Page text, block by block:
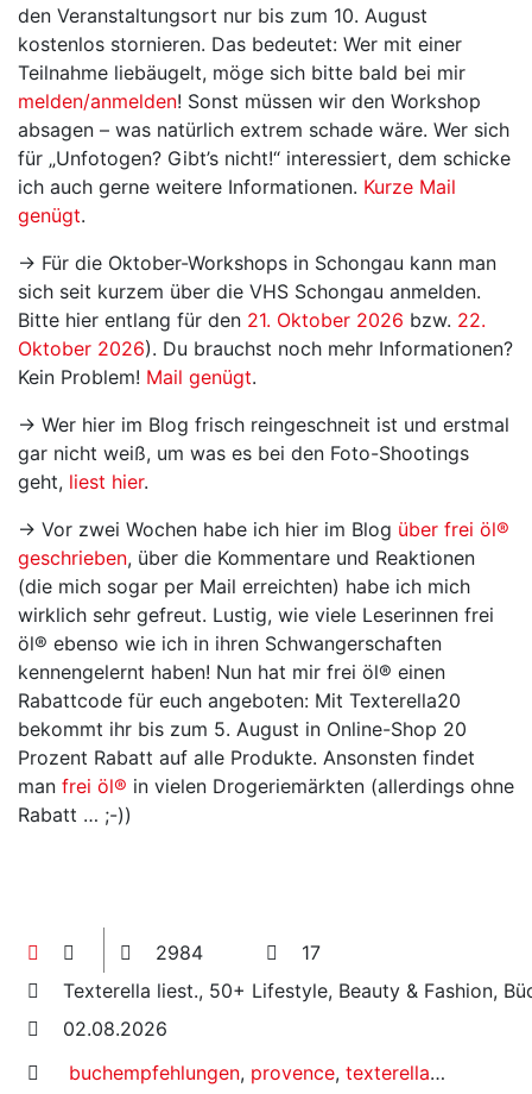
den Veranstaltungsort nur bis zum 10. August
kostenlos stornieren. Das bedeutet: Wer mit einer
Teilnahme liebäugelt, möge sich bitte bald bei mir
melden/anmelden! Sonst müssen wir den Workshop
absagen – was natürlich extrem schade wäre. Wer sich
für „Unfotogen? Gibt’s nicht!“ interessiert, dem schicke
ich auch gerne weitere Informationen. Kurze Mail
genügt.
→ Für die Oktober-Workshops in Schongau kann man
sich seit kurzem über die VHS Schongau anmelden.
Bitte hier entlang für den 21. Oktober 2026 bzw. 22.
Oktober 2026). Du brauchst noch mehr Informationen?
Kein Problem! Mail genügt.
→ Wer hier im Blog frisch reingeschneit ist und erstmal
gar nicht weiß, um was es bei den Foto-Shootings
geht, liest hier.
→ Vor zwei Wochen habe ich hier im Blog über frei öl®
geschrieben, über die Kommentare und Reaktionen
(die mich sogar per Mail erreichten) habe ich mich
wirklich sehr gefreut. Lustig, wie viele Leserinnen frei
öl® ebenso wie ich in ihren Schwangerschaften
kennengelernt haben! Nun hat mir frei öl® einen
Rabattcode für euch angeboten: Mit Texterella20
bekommt ihr bis zum 5. August in Online-Shop 20
Prozent Rabatt auf alle Produkte. Ansonsten findet
man frei öl® in vielen Drogeriemärkten (allerdings ohne
Rabatt … ;-))
2984
17
Texterella liest., 50+ Lifestyle, Beauty & Fashion,
02.08.2026
buchempfehlungen, provence, texterella in der provence